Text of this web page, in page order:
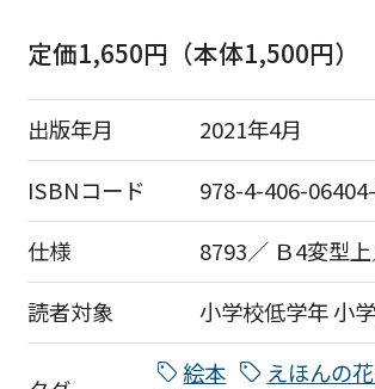
定価1,650円（本体1,500円）
出版年月
2021年4月
ISBNコード
978-4-406-
仕様
8793／ Ｂ4変型
読者対象
小学校低学年小
絵本
えほんの